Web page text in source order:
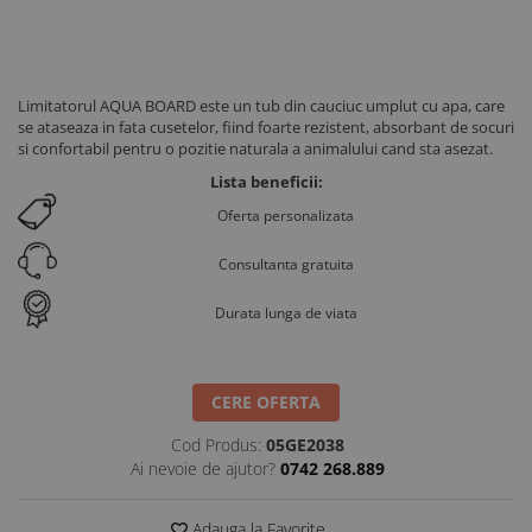
Limitatorul AQUA BOARD este un tub din cauciuc umplut cu apa, care
se ataseaza in fata cusetelor, fiind foarte rezistent, absorbant de socuri
si confortabil pentru o pozitie naturala a animalului cand sta asezat.
Lista beneficii:
Oferta personalizata
Consultanta gratuita
Durata lunga de viata
CERE OFERTA
Cod Produs: 05GE2038
Ai nevoie de ajutor? 0742 268.889